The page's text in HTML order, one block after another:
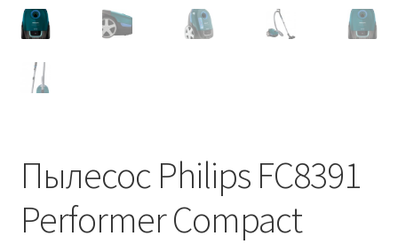
Пылесос Philips FC8391
Performer Compact